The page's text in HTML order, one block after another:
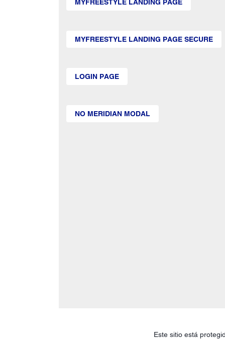
MYFREESTYLE LANDING PAGE
MYFREESTYLE LANDING PAGE SECURE
LOGIN PAGE
NO MERIDIAN MODAL
Este sitio está